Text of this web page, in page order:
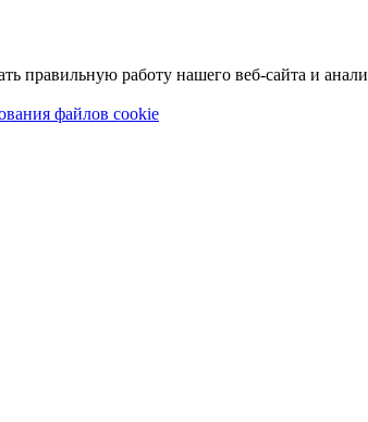
правильную работу нашего веб-сайта и
файлов cookie